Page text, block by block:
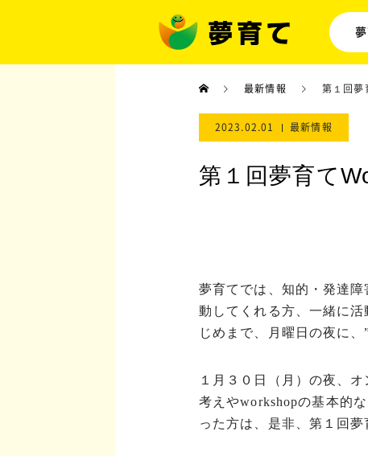
最新情報 第１回夢
2023.02.01 最新情報
第１回夢育て
夢育てでは、知的・発達
動してくれる方、一緒に
じめまで、月曜日の夜に、
１月３０日（月）の夜、
考えやworkshopの基本的
った方は、是非、第１回夢